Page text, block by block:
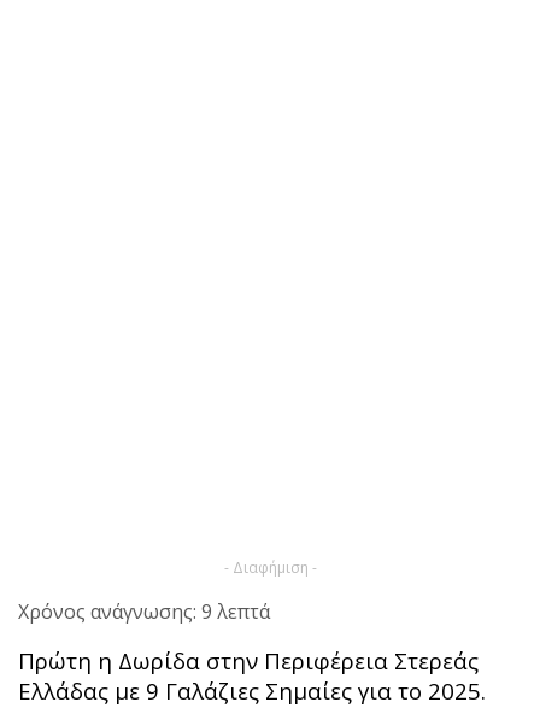
- Διαφήμιση -
Χρόνος ανάγνωσης: 9 λεπτά
Πρώτη η Δωρίδα στην Περιφέρεια Στερεάς
Ελλάδας με 9 Γαλάζιες Σημαίες για το 2025.